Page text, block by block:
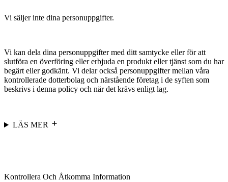
Vi säljer inte dina personuppgifter.
Vi kan dela dina personuppgifter med ditt samtycke eller för att
slutföra en överföring eller erbjuda en produkt eller tjänst som du har
begärt eller godkänt. Vi delar också personuppgifter mellan våra
kontrollerade dotterbolag och närstående företag i de syften som
beskrivs i denna policy och när det krävs enligt lag.
LÄS MER
Kontrollera Och Åtkomma Information